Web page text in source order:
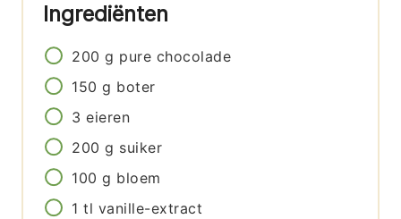
Ingrediënten
200 g pure chocolade
150 g boter
3 eieren
200 g suiker
100 g bloem
1 tl vanille-extract